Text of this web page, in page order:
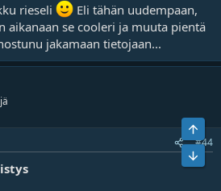
rieseli
Eli tähän uudempaan,
aikanaan se cooleri ja muuta pientä
jakamaan tietojaan...
#44